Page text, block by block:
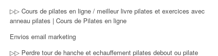
▷▷ Cours de pilates en ligne / meilleur livre pilates et exercices avec
anneau pilates | Cours de Pilates en ligne
Envios email marketing
▷▷ Perdre tour de hanche et echauffement pilates debout ou pilate